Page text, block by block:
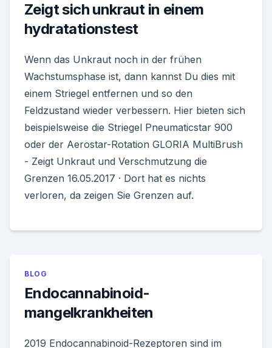
Zeigt sich unkraut in einem
hydratationstest
Wenn das Unkraut noch in der frühen
Wachstumsphase ist, dann kannst Du dies mit
einem Striegel entfernen und so den
Feldzustand wieder verbessern. Hier bieten sich
beispielsweise die Striegel Pneumaticstar 900
oder der Aerostar-Rotation GLORIA MultiBrush
- Zeigt Unkraut und Verschmutzung die
Grenzen 16.05.2017 · Dort hat es nichts
verloren, da zeigen Sie Grenzen auf.
BLOG
Endocannabinoid-
mangelkrankheiten
2019 Endocannabinoid-Rezeptoren sind im